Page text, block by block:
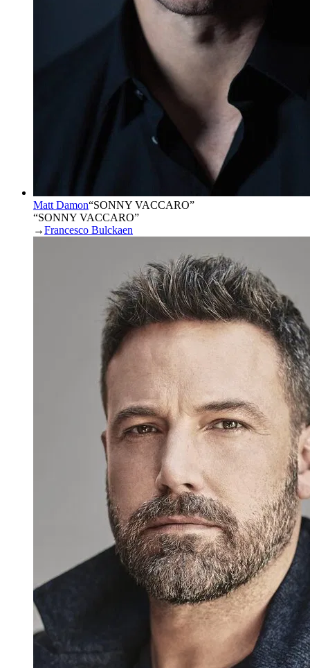
Matt Damon“SONNY VACCARO”
“SONNY VACCARO”
→Francesco Bulckaen